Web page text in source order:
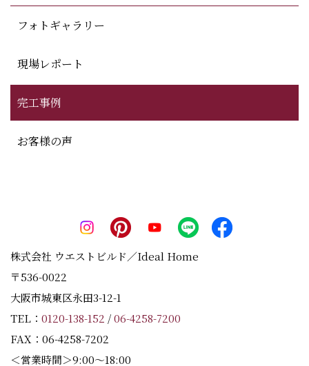
フォトギャラリー
現場レポート
完工事例
お客様の声
株式会社 ウエストビルド／Ideal Home
〒536-0022
大阪市城東区永田3-12-1
TEL： 0120-138-152 /06-4258-7200
FAX：06-4258-7202
＜営業時間＞9:00～18:00